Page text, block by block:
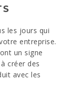
les jours qui
entreprise.
un signe
créer des
avec les